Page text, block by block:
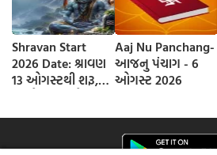
Shravan Start
2026 Date: શ્રાવણ
13 ઓગસ્ટથી શરૂ,
શ્રાવણના કેટલા
Aaj Nu Panchang-
આજનુ પંચાગ - 6
ઓગસ્ટ 2026